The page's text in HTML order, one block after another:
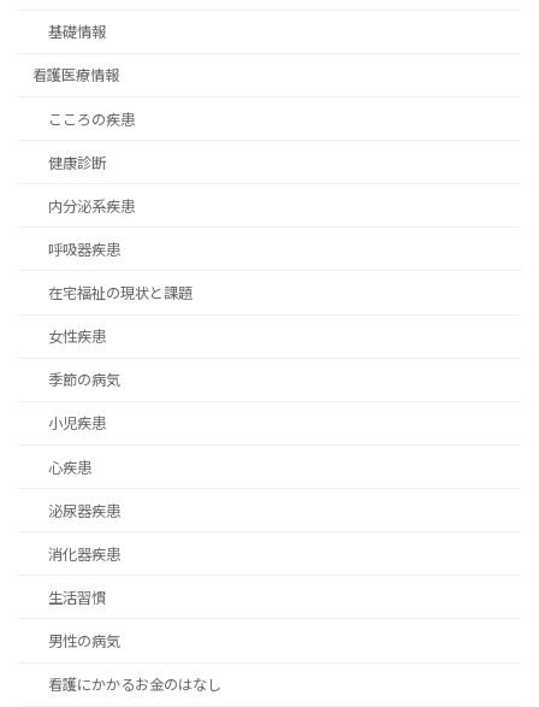
基礎情報
看護医療情報
こころの疾患
健康診断
内分泌系疾患
呼吸器疾患
在宅福祉の現状と課題
女性疾患
季節の病気
小児疾患
心疾患
泌尿器疾患
消化器疾患
生活習慣
男性の病気
看護にかかるお金のはなし